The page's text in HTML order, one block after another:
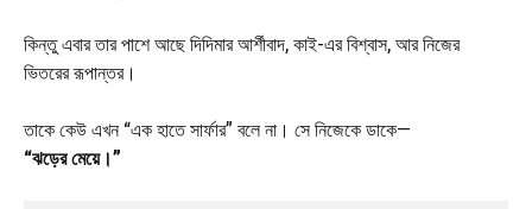
কিন্তু এবার তার পাশে আছে দিদিমার আর্শীবাদ, কাই-এর বিশ্বাস, আর নিজের
ভিতরের রূপান্তর।
তাকে কেউ এখন “এক হাতে সার্ফার” বলে না। সে নিজেকে ডাকে—
“ঝড়ের মেয়ে।”